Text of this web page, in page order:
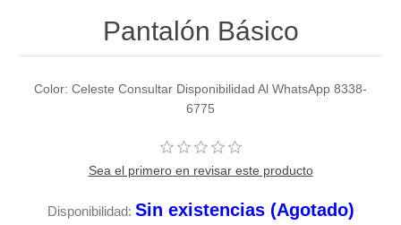
Pantalón Básico
Color: Celeste Consultar Disponibilidad Al WhatsApp 8338-
6775
Sea el primero en revisar este producto
Disponibilidad: Sin existencias (Agotado)